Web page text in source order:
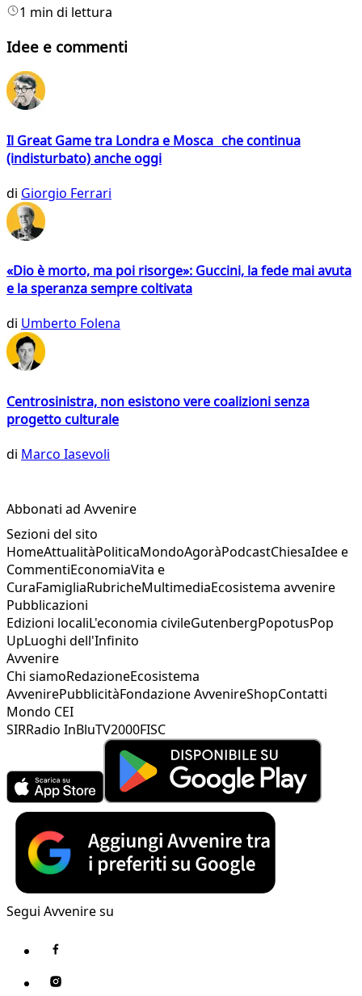
1 min di lettura
Idee e commenti
Il Great Game tra Londra e Mosca che continua
(indisturbato) anche oggi
di Giorgio Ferrari
«Dio è morto, ma poi risorge»: Guccini, la fede mai avuta
e la speranza sempre coltivata
di Umberto Folena
Centrosinistra, non esistono vere coalizioni senza
progetto culturale
di Marco Iasevoli
Abbonati ad Avvenire
Sezioni del sito
HomeAttualitàPoliticaMondoAgoràPodcastChiesaIdee e
CommentiEconomiaVita e
CuraFamigliaRubricheMultimediaEcosistema avvenire
Pubblicazioni
Edizioni localiL'economia civileGutenbergPopotusPop
UpLuoghi dell'Infinito
Avvenire
Chi siamoRedazioneEcosistema
AvvenirePubblicitàFondazione AvvenireShopContatti
Mondo CEI
SIRRadio InBluTV2000FISC
Segui Avvenire su